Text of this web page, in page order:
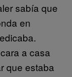
sabía que
en
a casa
que estaba